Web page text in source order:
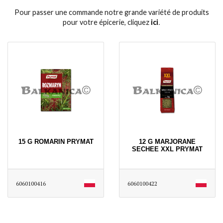
Pour passer une commande notre grande variété de produits
pour votre épicerie, cliquez ici․
15 G ROMARIN PRYMAT
6060100416
12 G MARJORANE
SECHEE XXL PRYMAT
6060100422